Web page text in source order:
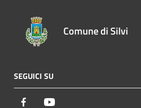
Comune di Silvi
SEGUICI SU
Facebook